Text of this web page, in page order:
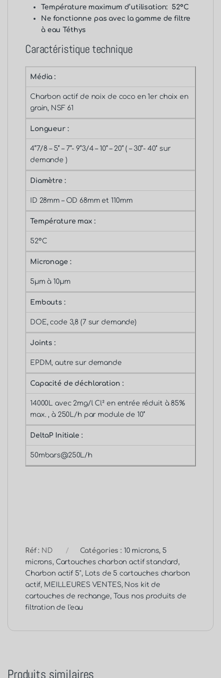
Température maximum d’utilisation: 52°C
Ne fonctionne pas avec la gamme de filtre
à eau Téthys
Caractéristique technique
Média :
Charbon actif de noix de coco en 1er choix en
grain, NSF 61
Longueur :
4’’7/8 – 5’’ – 7’’- 9’’3/4 – 10’’ – 20’’ ( – 30’’- 40’’ sur
demande )
Diamètre :
ID 28mm – OD 68mm et 110mm
Température max :
52°C
Micronage :
5µm à 10µm
Embouts :
DOE, code 3,8 (7 sur demande)
Joints :
EPDM, autre sur demande
Capacité de déchloration :
14000L avec 2mg/l Cl² en entrée réduit à 85%
max. , à 250L/h par module de 10’’
DeltaP Initiale :
50mbars@250L/h
Réf : ND Catégories : 10 microns, 5
microns, Cartouches charbon actif standard,
Charbon actif 5",
Lots de 5 cartouches charbon
actif, MEILLEURES VENTES, Nos kit de
cartouches de rechange,
Tous nos produits de
filtration de l'eau
Produits similaires